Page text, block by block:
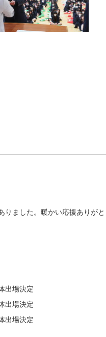
ました。暖かい応援ありがと
出場決定
出場決定
出場決定